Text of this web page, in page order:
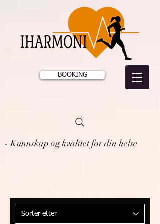
BOOKING
- Kunnskap og kvalitet for din helse